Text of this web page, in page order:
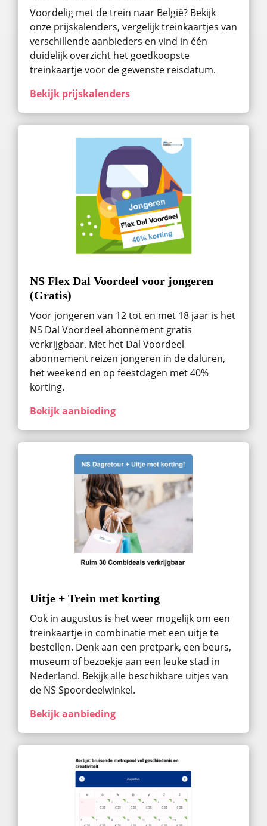
Voordelig met de trein naar België? Bekijk
onze prijskalenders, vergelijk treinkaartjes van
verschillende aanbieders en vind in één
duidelijk overzicht het goedkoopste
treinkaartje voor de gewenste reisdatum.
Bekijk prijskalenders
NS Flex Dal Voordeel voor jongeren
(Gratis)
Voor jongeren van 12 tot en met 18 jaar is het
NS Dal Voordeel abonnement gratis
verkrijgbaar. Met het Dal Voordeel
abonnement reizen jongeren in de daluren,
het weekend en op feestdagen met 40%
korting.
Bekijk aanbieding
Uitje + Trein met korting
Ook in augustus ​is het weer mogelijk om een
treinkaartje in combinatie met een uitje te
bestellen. Denk aan een pretpark, een beurs,
museum of bezoekje aan een leuke stad in
Nederland. Bekijk alle beschikbare uitjes van
de NS Spoordeelwinkel.
Bekijk aanbieding